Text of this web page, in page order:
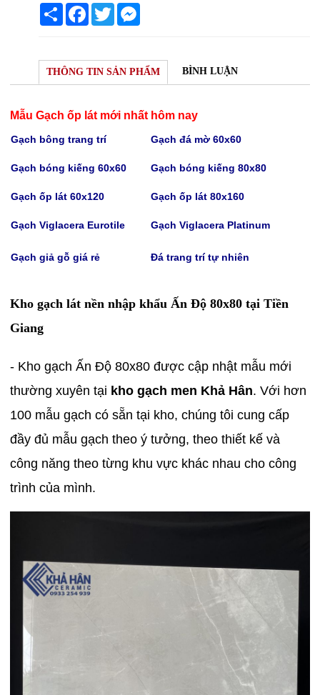
Share Facebook
Twitter
THÔNG TIN SẢN PHẨM BÌNH LUẬN
Mẫu Gạch ốp lát mới nhất hôm nay
Gạch bông trang trí Gạchđá mờ 60x60
Gạch bóng kiếng 60x60 Gạch bóng kiếng80x80
Gạchốp lát 60x120 Gạchốp lát 80x160
Gạch Viglacera Eurotile Gạch Viglacera Platinum
Gạch giả gỗ giá rẻ Đá trang trí tự nhiên
Kho gạch lát nền nhập khẩu Ấn Độ 80x80 tại Tiền
Giang
- Kho gạch Ấn Độ 80x80 được cập nhật mẫu mới
thường xuyên tại kho gạch men Khả Hân. Với hơn
100 mẫu gạch có sẵn tại kho, chúng tôi cung cấp
đầy đủ mẫu gạch theo ý tưởng, theo thiết kế và
công năng theo từng khu vực khác nhau cho công
trình của mình.